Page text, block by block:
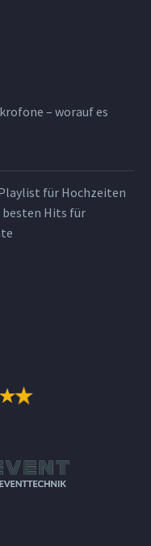
– worauf es
für Hochzeiten
besten Hits für